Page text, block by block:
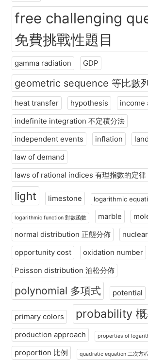
free challenging
免費挑戰性題目
gamma radiation GDP
geometric sequence 等比數列
heat transfer hypothesis
income
indefinite integration 不定積分法
independent events
inflation
land
law of demand
laws of rational indices 有理指數的定律
light limestone logarithmic
logarithmic function 對數函數 marble
normal distribution 正態分佈
opportunity cost
oxidation number
Poisson distribution 泊松分佈
polynomial 多項式 potential
primary colors probability
production approach properties of
proportion 比例 quadratic equation 二次方程